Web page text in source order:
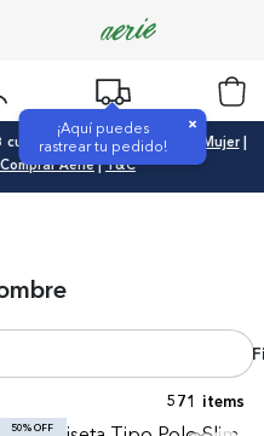
¡Aquí puedes
rastrear tu pedido!
×
0% interés |Comprar Mujer|
Aerie|T&C
571
50% OFF